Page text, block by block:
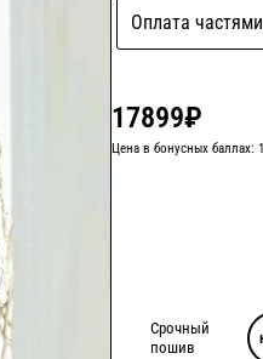
Оплата
17899₽
Цена в бонусных баллах:
Срочный
пошив